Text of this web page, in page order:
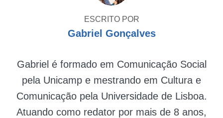
ESCRITO POR
Gabriel Gonçalves
Gabriel é formado em Comunicação Social
pela Unicamp e mestrando em Cultura e
Comunicação pela Universidade de Lisboa.
Atuando como redator por mais de 8 anos,